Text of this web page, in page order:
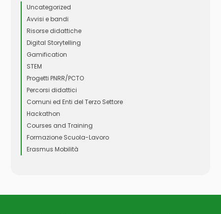
Uncategorized
Avvisi e bandi
Risorse didattiche
Digital Storytelling
Gamification
STEM
Progetti PNRR/PCTO
Percorsi didattici
Comuni ed Enti del Terzo Settore
Hackathon
Courses and Training
Formazione Scuola-Lavoro
Erasmus Mobilità